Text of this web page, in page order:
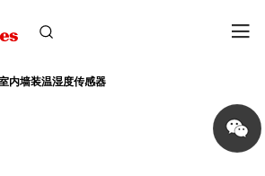
内墙装温湿度传感器
Share
on
wechat